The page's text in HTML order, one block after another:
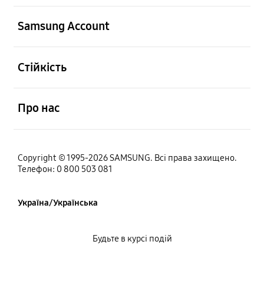
Samsung Account
Стійкість
Про нас
Copyright © 1995-2026 SAMSUNG. Всі права захищено.
Телефон: 0 800 503 081
Україна/Українська
Будьте в курсі подій